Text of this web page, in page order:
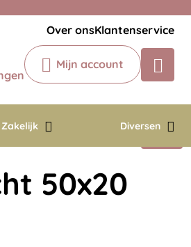
Over onsKlantenservice
Mijn account
Zakelijk Diversen
7 met onze chatbot voor
50x20